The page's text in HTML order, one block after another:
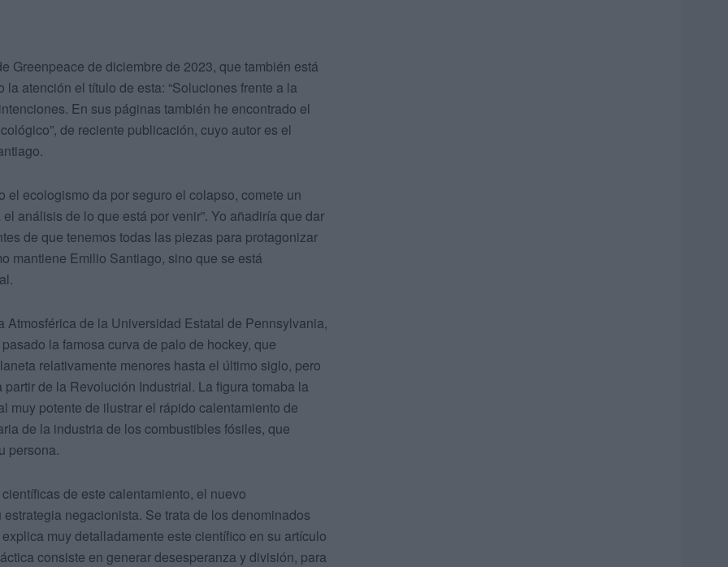
Greenpeace de diciembre de 2023, que también está
atención el título de esta: “Soluciones frente a la
En sus páginas también he encontrado el
de reciente publicación, cuyo autor es el
el ecologismo da por seguro el colapso, comete un
análisis de lo que está por venir”. Yo añadiría que dar
de que tenemos todas las piezas para protagonizar
mantiene Emilio Santiago, sino que se está
de la Universidad Estatal de Pennsylvania,
la famosa curva de palo de hockey, que
relativamente menores hasta el último siglo, pero
de la Revolución Industrial. La figura tomaba la
muy potente de ilustrar el rápido calentamiento de
de la industria de los combustibles fósiles, que
persona.
de este calentamiento, el nuevo
negacionista. Se trata de los denominados
muy detalladamente este científico en su artículo
consiste en generar desesperanza y división, para